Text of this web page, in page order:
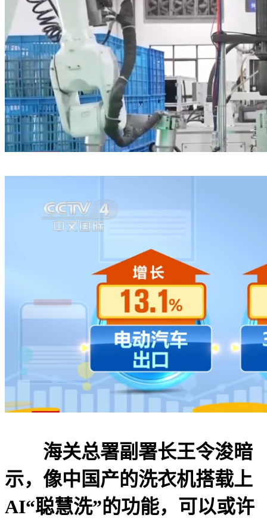
海关总署副署长王令浚暗
示，像中国产的洗衣机搭载上
AI“聪慧洗”的功能，可以或许